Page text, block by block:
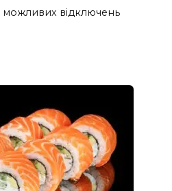
можливих відключень